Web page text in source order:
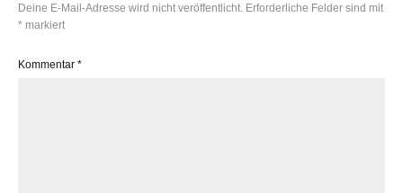
Deine E-Mail-Adresse wird nicht veröffentlicht. Erforderliche Felder sind mit
* markiert
Kommentar *